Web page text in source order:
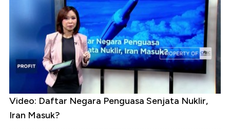
Video: Daftar Negara Penguasa Senjata Nuklir,
Iran Masuk?